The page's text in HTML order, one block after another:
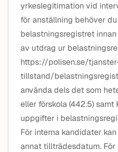
yrkeslegitimation vid
för anställning behöver
belastningsregistret
av utdrag ur
https://polisen.se/
tillstand/
använda dels det som
eller förskola (442.5) samt
uppgifter i
För interna kandidater
annat tillträdesdatum. För